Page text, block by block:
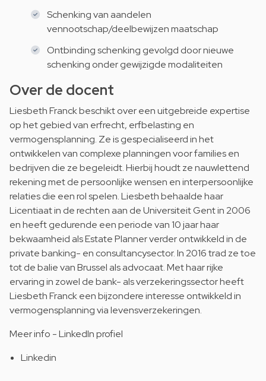
Schenking van aandelen
vennootschap/deelbewijzen maatschap
Ontbinding schenking gevolgd door nieuwe
schenking onder gewijzigde modaliteiten
Over de docent
Liesbeth Franck beschikt over een uitgebreide expertise
op het gebied van erfrecht, erfbelasting en
vermogensplanning. Ze is gespecialiseerd in het
ontwikkelen van complexe planningen voor families en
bedrijven die ze begeleidt. Hierbij houdt ze nauwlettend
rekening met de persoonlijke wensen en interpersoonlijke
relaties die een rol spelen. Liesbeth behaalde haar
Licentiaat in de rechten aan de Universiteit Gent in 2006
en heeft gedurende een periode van 10 jaar haar
bekwaamheid als Estate Planner verder ontwikkeld in de
private banking- en consultancysector. In 2016 trad ze toe
tot de balie van Brussel als advocaat. Met haar rijke
ervaring in zowel de bank- als verzekeringssector heeft
Liesbeth Franck een bijzondere interesse ontwikkeld in
vermogensplanning via levensverzekeringen.
Meer info - LinkedIn profiel
Linkedin